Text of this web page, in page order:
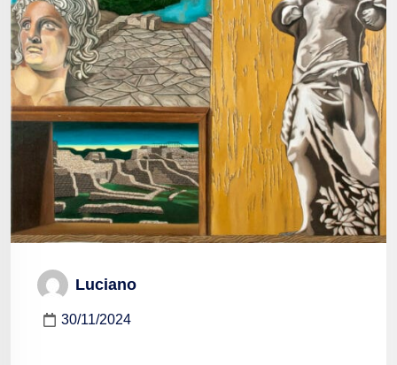
Luciano
30/11/2024